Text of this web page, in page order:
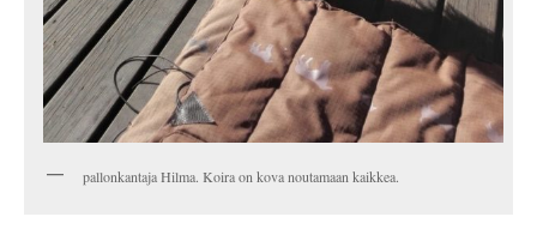
pallonkantaja Hilma. Koira on kova noutamaan kaikkea.